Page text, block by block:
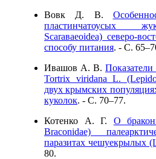
Вовк Д. В.
пластинчатоусых
Scarавaeоideа) северо-
способу питания. - C.
Ивашов А. В.
Tortrix viridana L.
двух крымских
куколок. - C. 70–77.
Котенко А. Г. О
Braconidae)
паразитах чешуекрылых
80.